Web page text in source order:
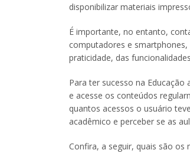
disponibilizar materiais
É importante, no entanto,
computadores e
praticidade, das
Para ter sucesso na
e acesse os conteúdos
quantos acessos o usuário
acadêmico e perceber se as
Confira, a seguir, quais são os